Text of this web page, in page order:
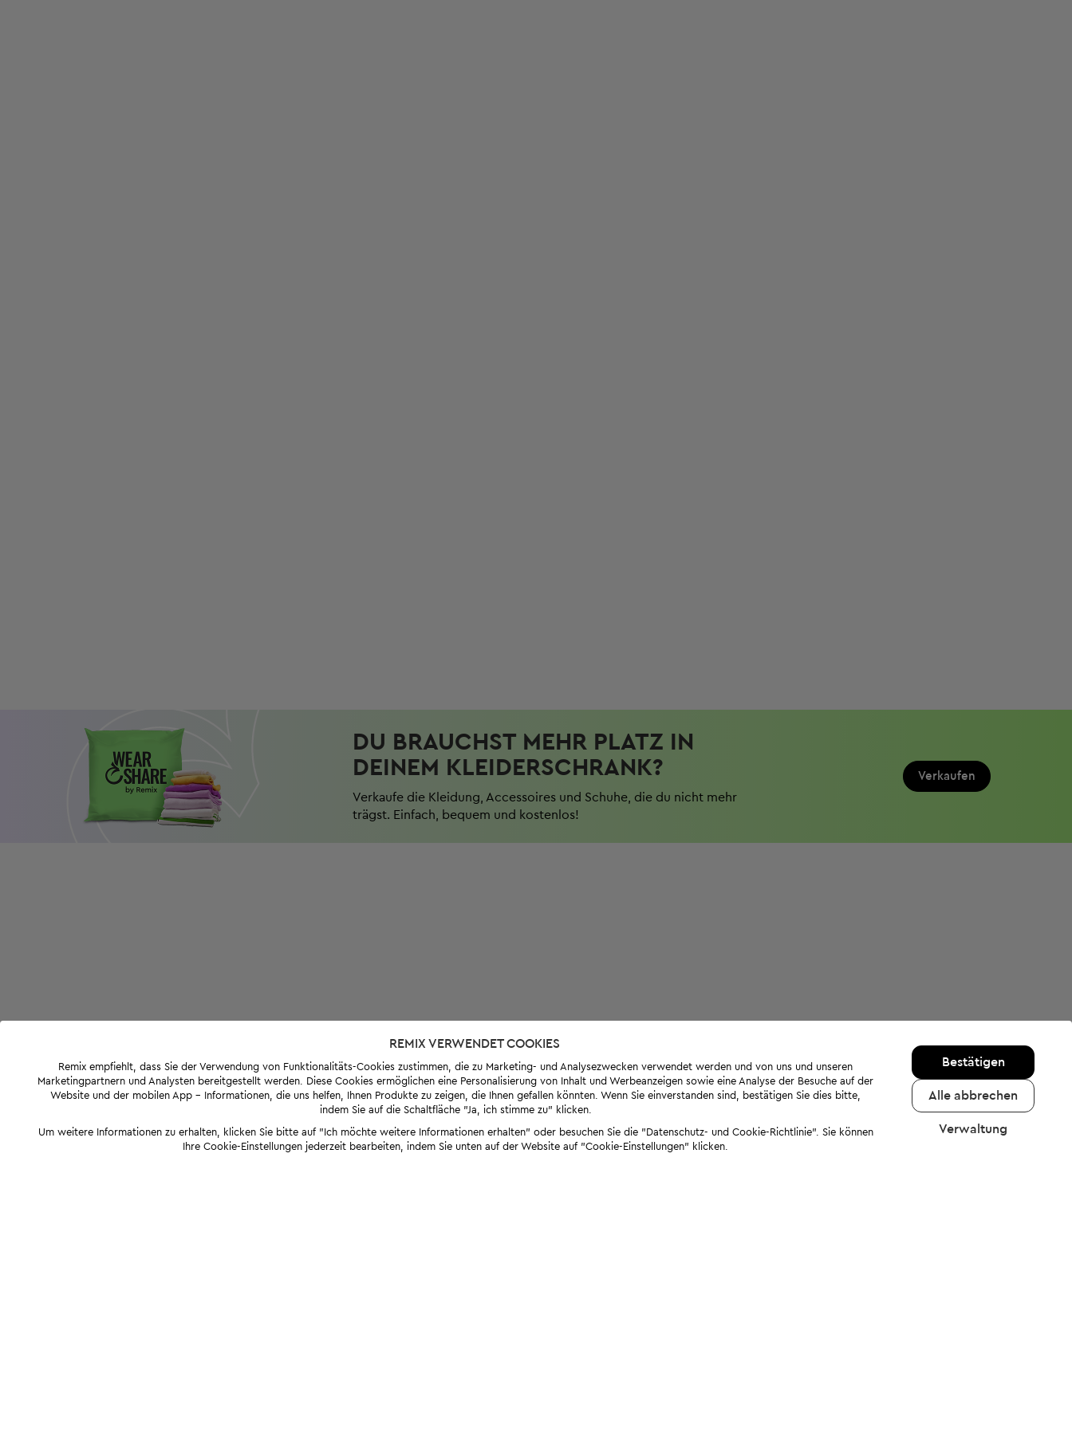
DU BRAUCHST MEHR PLATZ IN
DEINEM KLEIDERSCHRANK?
Verkaufe die Kleidung, Accessoires und Schuhe, die du nicht mehr
trägst. Einfach, bequem und kostenlos!
Verkaufen
REMIX VERWENDET COOKIES
Remix empfiehlt, dass Sie der Verwendung von Funktionalitäts-Cookies zustimmen, die zu Marketing- und Analysezwecken verwendet werden und von uns und unseren
Marketingpartnern und Analysten bereitgestellt werden. Diese Cookies ermöglichen eine Personalisierung von Inhalt und Werbeanzeigen sowie eine Analyse der Besuche auf der
Website und der mobilen App - Informationen, die uns helfen, Ihnen Produkte zu zeigen, die Ihnen gefallen könnten. Wenn Sie einverstanden sind, bestätigen Sie dies bitte,
indem Sie auf die Schaltfläche "Ja, ich stimme zu" klicken.
Um weitere Informationen zu erhalten, klicken Sie bitte auf "Ich möchte weitere Informationen erhalten" oder besuchen Sie die "Datenschutz- und Cookie-Richtlinie". Sie können
Ihre Cookie-Einstellungen jederzeit bearbeiten, indem Sie unten auf der Website auf "Cookie-Einstellungen" klicken.
Bestätigen
Alle abbrechen
Verwaltung